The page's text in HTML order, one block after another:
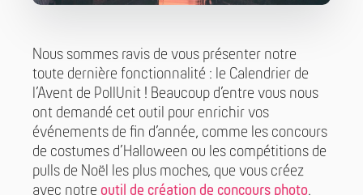
Nous sommes ravis de vous présenter notre
toute dernière fonctionnalité : le Calendrier de
l’Avent de PollUnit ! Beaucoup d’entre vous nous
ont demandé cet outil pour enrichir vos
événements de fin d’année, comme les concours
de costumes d’Halloween ou les compétitions de
pulls de Noël les plus moches, que vous créez
avec notre outil de création de concours photo.